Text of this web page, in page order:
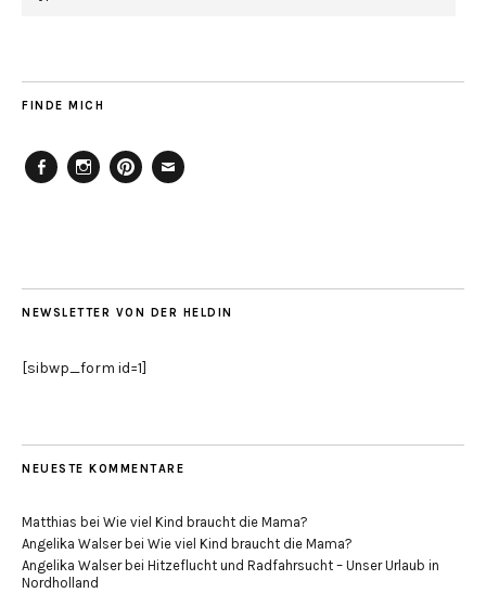
FINDE MICH
NEWSLETTER VON DER HELDIN
[sibwp_form id=1]
NEUESTE KOMMENTARE
Matthias bei Wie viel Kind braucht die Mama?
Angelika Walserbei Wie viel Kind braucht die Mama?
Angelika Walserbei Hitzeflucht und Radfahrsucht – Unser Urlaub in
Nordholland